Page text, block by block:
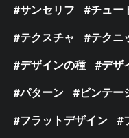
サンセリフ
チュー
テクスチャ
テクニ
デザインの種
デザ
パターン
ビンテー
フラットデザイン